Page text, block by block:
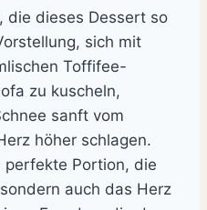
die dieses Dessert so
sich mit
Toffifee-
zu kuscheln,
sanft vom
höher schlagen.
perfekte Portion, die
auch das Herz